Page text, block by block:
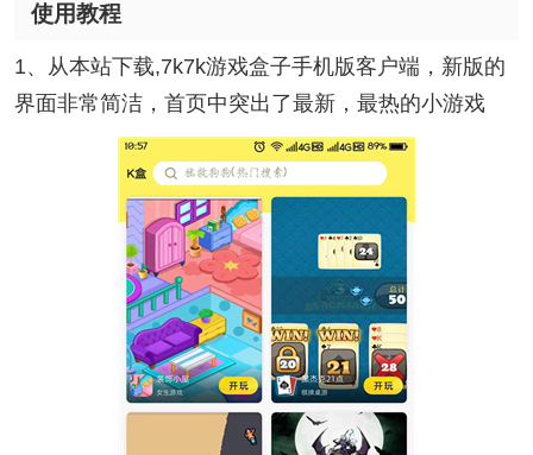
使用教程
1、从本站下载,7k7k游戏盒子手机版客户端，新版的
界面非常简洁，首页中突出了最新，最热的小游戏